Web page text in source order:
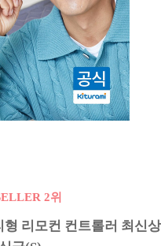
2위
리모컨 컨트롤러 최신